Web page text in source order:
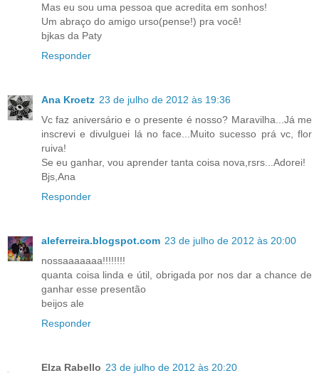
Mas eu sou uma pessoa que acredita em sonhos!
Um abraço do amigo urso(pense!) pra você!
bjkas da Paty
Responder
Ana Kroetz 23 de julho de 2012 às 19:36
Vc faz aniversário e o presente é nosso? Maravilha...Já me
inscrevi e divulguei lá no face...Muito sucesso prá vc, flor
ruiva!
Se eu ganhar, vou aprender tanta coisa nova,rsrs...Adorei!
Bjs,Ana
Responder
aleferreira.blogspot.com 23 de julho de 2012 às 20:00
nossaaaaaaa!!!!!!!!
quanta coisa linda e útil, obrigada por nos dar a chance de
ganhar esse presentão
beijos ale
Responder
Elza Rabello 23 de julho de 2012 às 20:20